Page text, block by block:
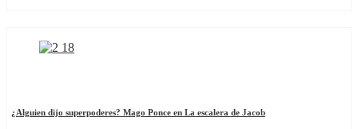
¿Alguien dijo superpoderes? Mago Ponce en La escalera de Jacob